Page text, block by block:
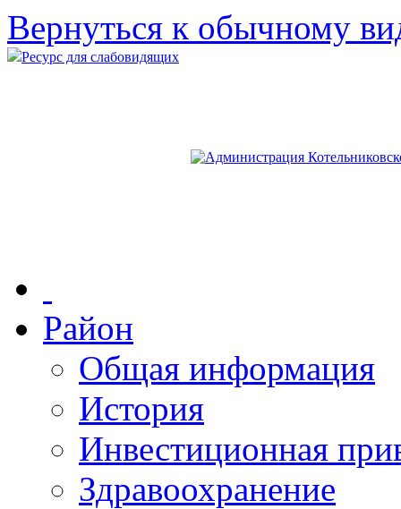
Вернуться к обычному
Ресурс для слабовидящих
Район
Общая информация
История
Инвестиционная
Здравоохранение